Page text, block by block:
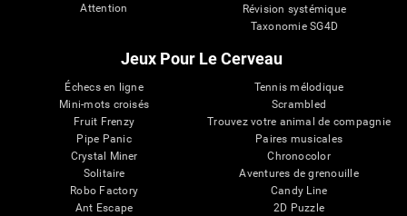
Attention
Révision systémique
Taxonomie SG4D
Jeux Pour Le Cerveau
Échecs en ligne
Mini-mots croisés
Fruit Frenzy
Pipe Panic
Crystal Miner
Solitaire
Robo Factory
Ant Escape
Tennis mélodique
Scrambled
Trouvez votre animal de compagnie
Paires musicales
Chronocolor
Aventures de grenouille
Candy Line
2D Puzzle